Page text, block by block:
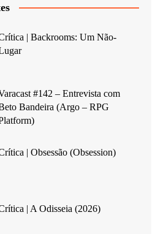
| Backrooms: Um Não-
#142 – Entrevista com
Bandeira (Argo – RPG
| Obsessão (Obsession)
| A Odisseia (2026)